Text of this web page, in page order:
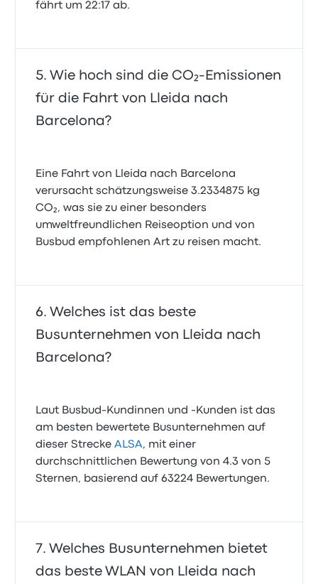
fährt um 22:17 ab.
Wie hoch sind die CO₂-Emissionen
für die Fahrt von Lleida nach
Barcelona?
Eine Fahrt von Lleida nach Barcelona
verursacht schätzungsweise 3.2334875 kg
CO₂, was sie zu einer besonders
umweltfreundlichen Reiseoption und von
Busbud empfohlenen Art zu reisen macht.
Welches ist das beste
Busunternehmen von Lleida nach
Barcelona?
Laut Busbud-Kundinnen und -Kunden ist das
am besten bewertete Busunternehmen auf
dieser StreckeALSA, mit einer
durchschnittlichen Bewertung von 4.3 von 5
Sternen, basierend auf 63224 Bewertungen.
Welches Busunternehmen bietet
das beste WLAN von Lleida nach